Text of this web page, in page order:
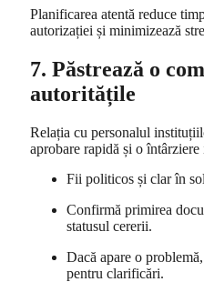
Planificarea atentă reduce
autorizației și minimizează
7. Păstrează o
autoritățile
Relația cu personalul
aprobare rapidă și o întârziere
Fii politicos și clar în
Confirmă primirea
statusul cererii.
Dacă apare o
pentru clarificări.